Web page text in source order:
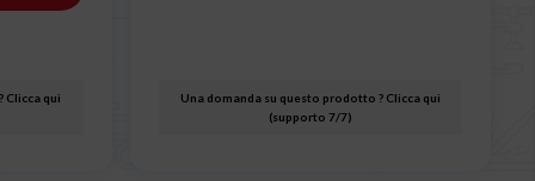
Clicca qui
Una domanda su questo prodotto ? Clicca qui
(supporto 7/7)